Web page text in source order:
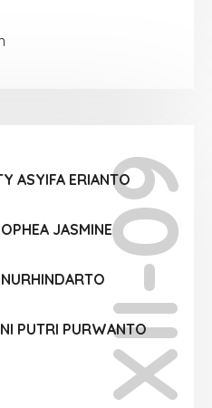
XII-09
ASYIFA ERIANTO
JASMINE
PUTRI PURWANTO